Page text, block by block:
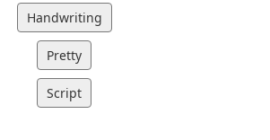
Handwriting
Pretty
Script